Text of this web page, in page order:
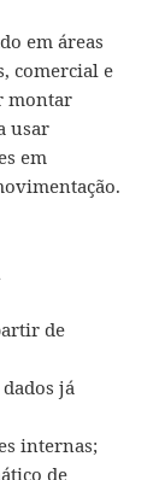
em áreas
comercial e
montar
usar
em
de
já
internas;
de